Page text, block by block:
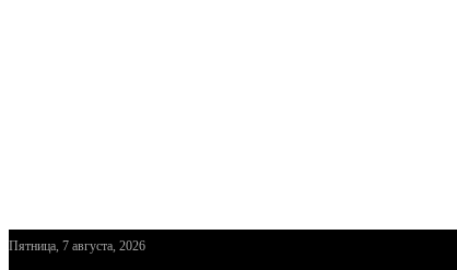
Пятница, 7 августа, 2026